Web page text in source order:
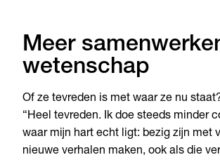
Meer
wetenschap
Of ze tevreden is met waar ze nu
“Heel tevreden. Ik doe steeds minder
waar mijn hart echt ligt: bezig zijn met
nieuwe verhalen maken, ook als die